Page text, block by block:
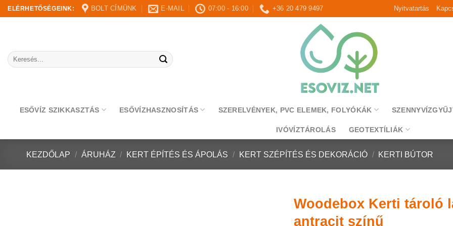
Skip
to
ELÉRHETŐSÉGEINK: BOLT CÍMÜNK E-MAIL 07:00 - 16:00 +36 20 479 9497 Nyitvatartás
Keresés
a
ESŐVÍZ SZIKKASZTÁS ESŐVÍZHASZNOSÍTÁS SZERELVÉNYEK, PVC ELEMEK, FOLYÓKÁK
IVÓVÍZTÁROLÁS GEOTEXTÍLIÁK
KEZDŐLAP / ÁRUHÁZ / KERT ÉPÍTÉS ÉS ÁPOLÁS / KERT SZÉPÍTÉS ÉS DEKORÁCIÓ / KERTI BÚTOR
Woodebox Kerti tároló
antracit színű